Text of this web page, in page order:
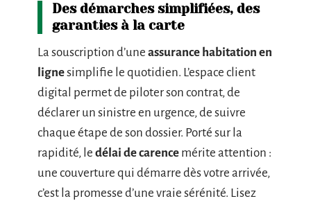
Des démarches simplifiées, des
garanties à la carte
La souscription d’une assurance habitation en
lignesimplifie le quotidien. L’espace client
digital permet de piloter son contrat, de
déclarer un sinistre en urgence, de suivre
chaque étape de son dossier. Porté sur la
rapidité, le délai de carence mérite attention :
une couverture qui démarre dès votre arrivée,
c’est la promesse d’une vraie sérénité. Lisez